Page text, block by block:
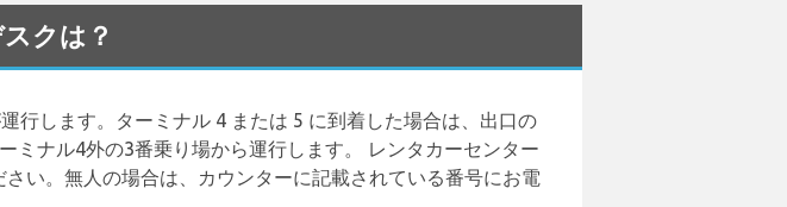
クは？
行します。ターミナル 4 または 5 に到着した場合は、出口の
ミナル4外の3番乗り場から運行します。 レンタカーセンター
い。無人の場合は、カウンターに記載されている番号にお電